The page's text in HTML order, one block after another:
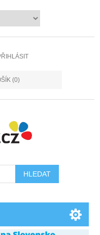
(0)